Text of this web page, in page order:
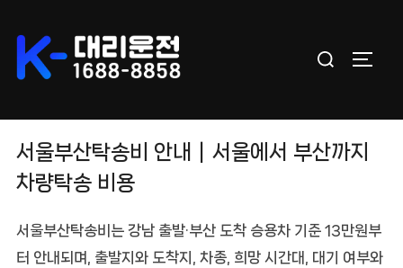
content
Search
서울부산탁송비 안내｜서울에서 부산까지
차량탁송 비용
서울부산탁송비 는 강남 출발·부산 도착 승용차 기준 13만원부
터 안내되며, 출발지와 도착지, 차종, 희망 시간대, 대기 여부와